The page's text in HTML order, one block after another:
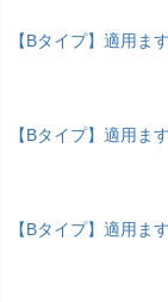
【Bタイプ】適用
【Bタイプ】適用ま
【Bタイプ】適用